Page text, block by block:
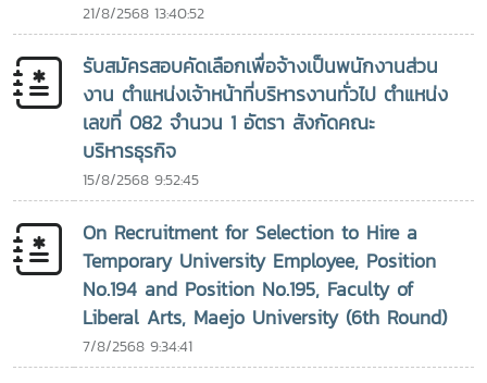
21/8/2568 13:40:52
รับสมัครสอบคัดเลือกเพื่อจ้างเป็นพนักงานส่วน
งาน ตำแหน่งเจ้าหน้าที่บริหารงานทั่วไป ตำแหน่ง
เลขที่ 082 จำนวน 1 อัตรา สังกัดคณะ
บริหารธุรกิจ
15/8/2568 9:52:45
On Recruitment for Selection to Hire a
Temporary University Employee, Position
No.194 and Position No.195, Faculty of
Liberal Arts, Maejo University (6th Round)
7/8/2568 9:34:41